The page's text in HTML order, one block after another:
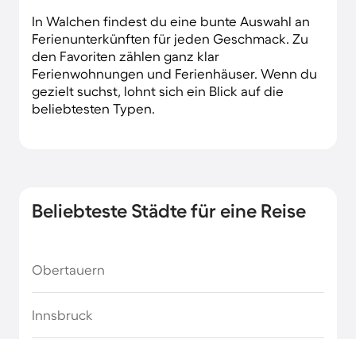
In Walchen findest du eine bunte Auswahl an
Ferienunterkünften für jeden Geschmack. Zu
den Favoriten zählen ganz klar
Ferienwohnungen und Ferienhäuser. Wenn du
gezielt suchst, lohnt sich ein Blick auf die
beliebtesten Typen.
Beliebteste Städte für eine Reise
Obertauern
Innsbruck